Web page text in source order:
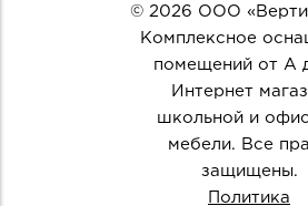
© 2026 ООО
Комплексное
помещений от А
Интернет
школьной и
мебели. Все
защищены.
Политика